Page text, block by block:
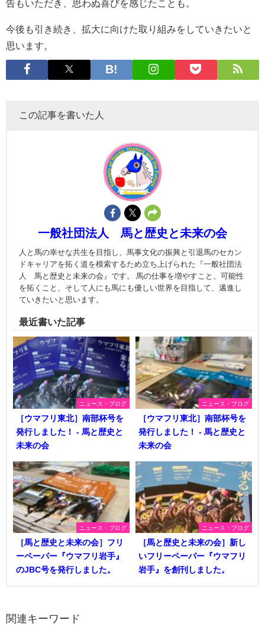
告もいただき、思わぬ喜びを感じたことも。
今後も引き続き、拡大に向けた取り組みをしていきたいと
思います。
この記事を書いた人
一般社団法人 馬と歴史と未来の会
人と馬の幸せな共生を目指し、馬事文化の振興と引退馬のセカン
ドキャリアを拓く道を模索するため立ち上げられた『一般社団法
人 馬と歴史と未来の会』です。 馬の仕事を増やすこと、可能性
を拓くこと、そして人にも馬にも優しい世界を目指して、邁進し
ていきたいと思います。
最近書いた記事
ニュース・ブログ
［ウマフリ東北］南部杯号を
発行しました！ - 馬と歴史と
未来の会
ニュース・ブログ
［ウマフリ東北］南部杯号を
発行しました！ - 馬と歴史と
未来の会
ニュース・ブログ
［馬と歴史と未来の会］フリ
ーペーパー『ウマフリ岩手』
のJBC号を発行しました。
ニュース・ブログ
［馬と歴史と未来の会］新し
いフリーペーパー『ウマフリ
岩手』を創刊しました。
関連キーワード